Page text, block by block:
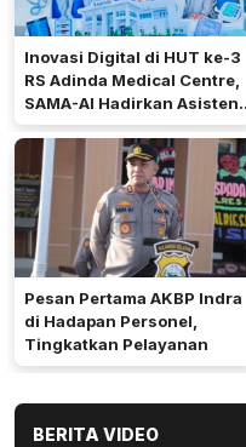
Inovasi Digital di HUT ke-3
RS Adinda Medical Centre,
SAMA-AI Hadirkan Asisten
Gizi Berbasis AI
Pesan Pertama AKBP Indra
di Hadapan Personel,
Tingkatkan Pelayanan
BERITA VIDEO